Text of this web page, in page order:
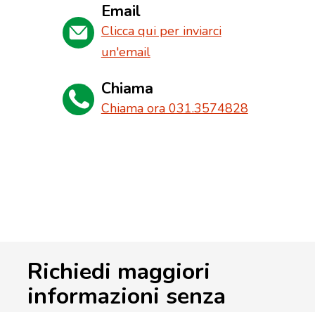
Email
Clicca qui per inviarci
un'email
Chiama
Chiama ora 031.3574828
Richiedi maggiori
informazioni senza